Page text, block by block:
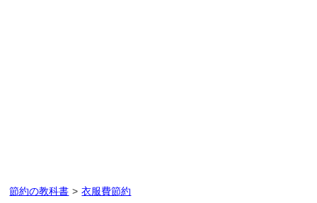
節約の教科書 > 衣服費節約